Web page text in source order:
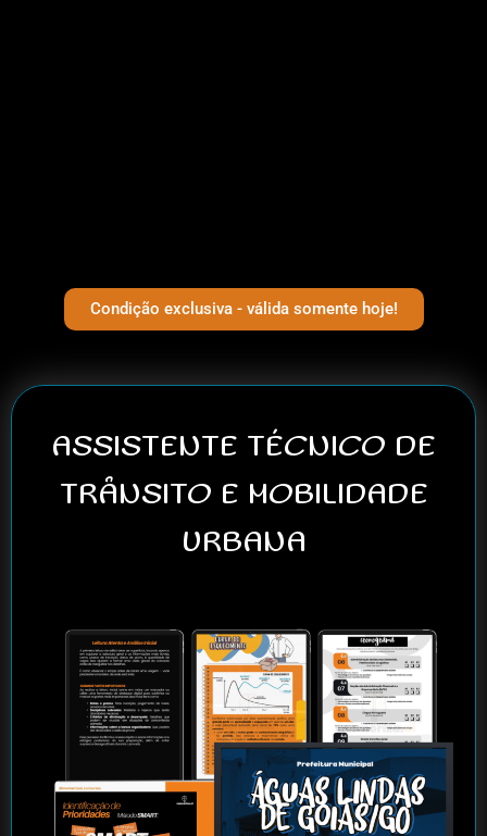
Condição exclusiva - válida somente hoje!
ASSISTENTE TÉCNICO DE
TRÂNSITO E MOBILIDADE
URBANA